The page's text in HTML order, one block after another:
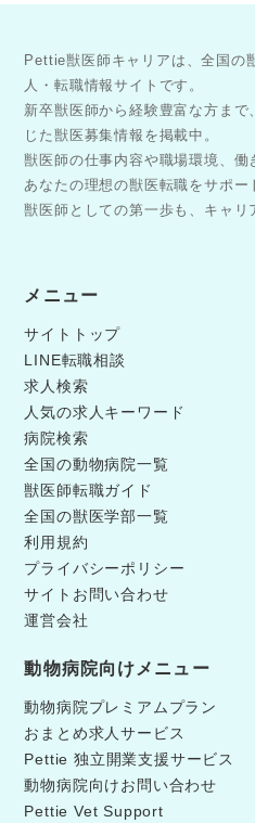
Pettie獣医師キャリアは、全国の
人・転職情報サイトです。
新卒獣医師から経験豊富な方ま
じた獣医募集情報を掲載中。
獣医師の仕事内容や職場環境、働
あなたの理想の獣医転職をサポー
獣医師としての第一歩も、キャリ
メニュー
サイトトップ
LINE転職相談
求人検索
人気の求人キーワード
病院検索
全国の動物病院一覧
獣医師転職ガイド
全国の獣医学部一覧
利用規約
プライバシーポリシー
サイトお問い合わせ
運営会社
動物病院向けメニュー
動物病院プレミアムプラン
おまとめ求人サービス
Pettie 独立開業支援サービス
動物病院向けお問い合わせ
Pettie Vet Support